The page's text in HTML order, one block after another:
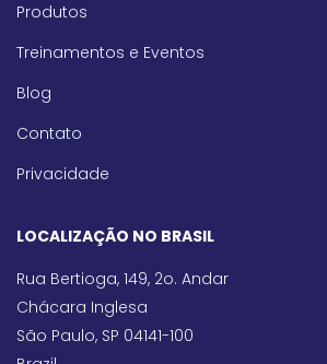
Produtos
Treinamentos e Eventos
Blog
Contato
Privacidade
LOCALIZAÇÃO NO BRASIL
Rua Bertioga, 149, 2o. Andar
Chácara Inglesa
São Paulo, SP 04141-100